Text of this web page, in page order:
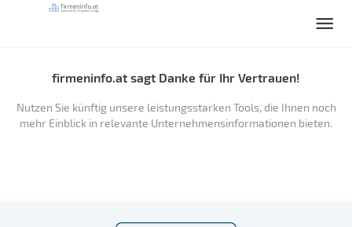
firmeninfo.at sagt Danke für Ihr Vertrauen!
Nutzen Sie künftig unsere leistungsstarken Tools, die Ihnen noch
mehr Einblick in relevante Unternehmensinformationen bieten.